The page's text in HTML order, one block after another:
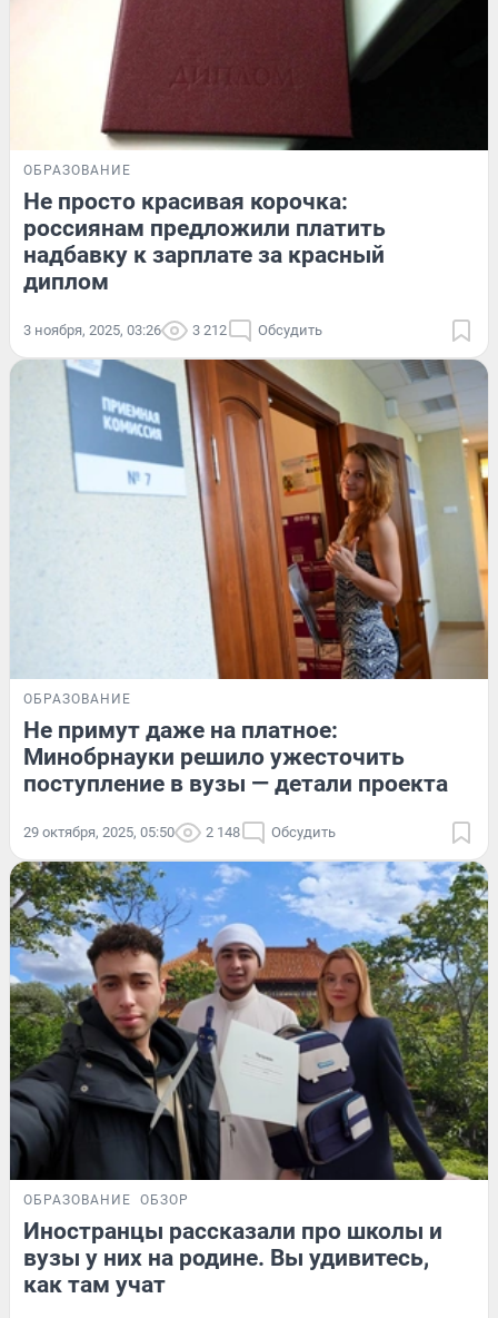
ОБРАЗОВАНИЕ
Не просто красивая корочка:
россиянам предложили платить
надбавку к зарплате за красный
диплом
3 ноября, 2025, 03:26 3 212 Обсудить
ОБРАЗОВАНИЕ
Не примут даже на платное:
Минобрнауки решило ужесточить
поступление в вузы — детали проекта
29 октября, 2025, 05:50 2 148 Обсудить
ОБРАЗОВАНИЕ ОБЗОР
Иностранцы рассказали про школы и
вузы у них на родине. Вы удивитесь,
как там учат